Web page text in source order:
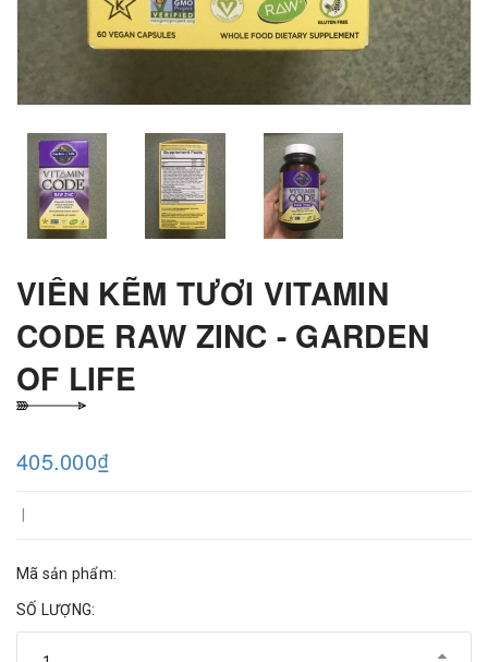
VIÊN KẼM TƯƠI VITAMIN
CODE RAW ZINC - GARDEN
OF LIFE
405.000₫
Mã sản phẩm:
SỐ LƯỢNG: